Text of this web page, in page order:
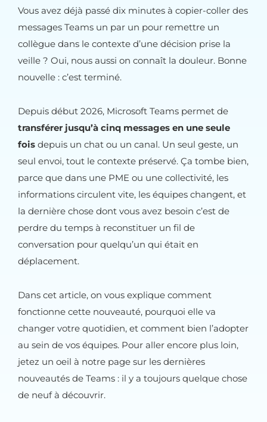
Vous avez déjà passé dix minutes à copier-coller des
messages Teams un par un pour remettre un
collègue dans le contexte d’une décision prise la
veille ? Oui, nous aussi on connaît la douleur. Bonne
nouvelle : c’est terminé.
Depuis début 2026, Microsoft Teams permet de
transférer jusqu’à cinq messages en une seule
fois depuis un chat ou un canal. Un seul geste, un
seul envoi, tout le contexte préservé. Ça tombe bien,
parce que dans une PME ou une collectivité, les
informations circulent vite, les équipes changent, et
la dernière chose dont vous avez besoin c’est de
perdre du temps à reconstituer un fil de
conversation pour quelqu’un qui était en
déplacement.
Dans cet article, on vous explique comment
fonctionne cette nouveauté, pourquoi elle va
changer votre quotidien, et comment bien l’adopter
au sein de vos équipes. Pour aller encore plus loin,
jetez un oeil à notre page sur les dernières
nouveautés de Teams : il y a toujours quelque chose
de neuf à découvrir.